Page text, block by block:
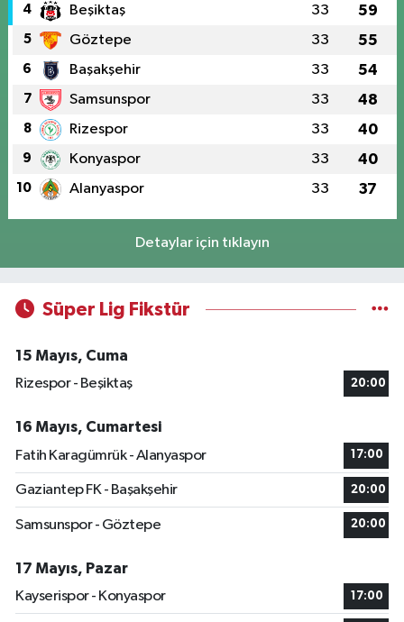
4 Beşiktaş 33 59
5 Göztepe 33 55
6 Başakşehir 33 54
7 Samsunspor 33 48
8 Rizespor 33 40
9 Konyaspor 33 40
10 Alanyaspor 33 37
Detaylar için tıklayın
Süper Lig Fikstür
15 Mayıs, Cuma
Rizespor - Beşiktaş
20:00
16 Mayıs, Cumartesi
Fatih Karagümrük - Alanyaspor
17:00
Gaziantep FK - Başakşehir 20:00
Samsunspor - Göztepe 20:00
17 Mayıs, Pazar
Kayserispor - Konyaspor
17:00